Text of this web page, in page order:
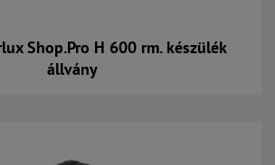
Shop.Pro H 600 rm. készülék
állvány
Kosárba